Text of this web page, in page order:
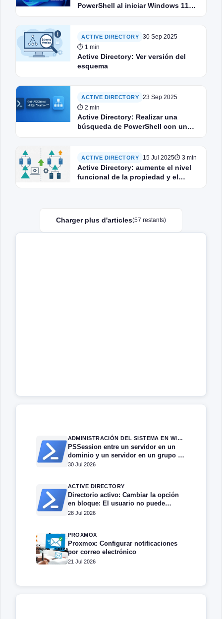
PowerShell al iniciar Windows 11
ACTIVE DIRECTORY
30 Sep 2025
⏱ 1 min
Active Directory: Ver versión del
esquema
ACTIVE DIRECTORY
23 Sep 2025
⏱ 2 min
Active Directory: Realizar una
búsqueda de PowerShell con un
ACTIVE DIRECTORY 15 Jul 2025⏱ 3 min
Active Directory: aumente el nivel
funcional de la propiedad y el
Charger plus d'articles(57 restants)
ADMINISTRACIÓN DEL SISTEMA EN WINDOWS SERVER
PSSession entre un servidor en un
dominio y un servidor en un grupo de
trabajo.
30 Jul 2026
ACTIVE DIRECTORY
Directorio activo: Cambiar la opción
en bloque: El usuario no puede
cambiar la contraseña
28 Jul 2026
PROXMOX
Proxmox: Configurar notificaciones
por correo electrónico
21 Jul 2026